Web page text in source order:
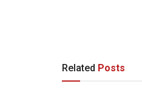
Related Posts